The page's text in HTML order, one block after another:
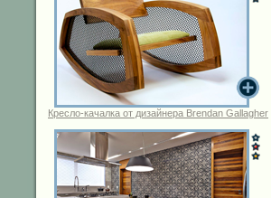
Кресло-качалка от дизайнера Brendan Gallagher